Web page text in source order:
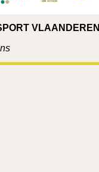
VLAANDEREN